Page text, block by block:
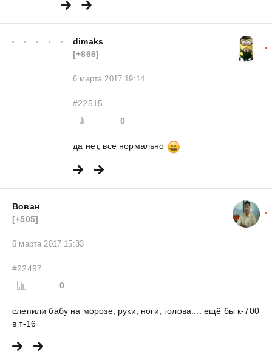
dimaks
[+866]
6 марта 2017 19:14
#22515
0
да нет, все нормально
Вован
[+505]
6 марта 2017 15:33
#22497
0
слепили бабу на морозе, руки, ноги, голова.... ещё бы к-700
в т-16